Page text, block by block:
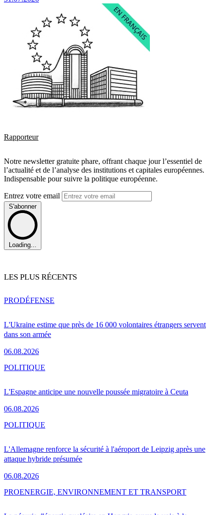
Rapporteur
Notre newsletter gratuite phare, offrant chaque jour l’essentiel de
l’actualité et de l’analyse des institutions et capitales européennes.
Indispensable pour suivre la politique européenne.
Entrez votre email
S'abonner
Loading...
LES PLUS RÉCENTS
L'Ukraine estime que près de 16 000 volontaires étrangers servent
dans son armée
06.08.2026
PRODÉFENSE
L'Espagne anticipe une nouvelle poussée migratoire à Ceuta
06.08.2026
POLITIQUE
L'Allemagne renforce la sécurité à l'aéroport de Leipzig après une
attaque hybride présumée
06.08.2026
POLITIQUE
PROENERGIE, ENVIRONNEMENT ET TRANSPORT